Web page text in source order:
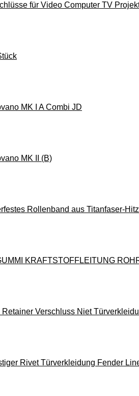
für Video Computer TV
MK I A Combi JD
MK II (B)
Rollenband aus Titanfaser-
KRAFTSTOFFLEITUNG
Verschluss Niet
Rivet Türverkleidung Fender